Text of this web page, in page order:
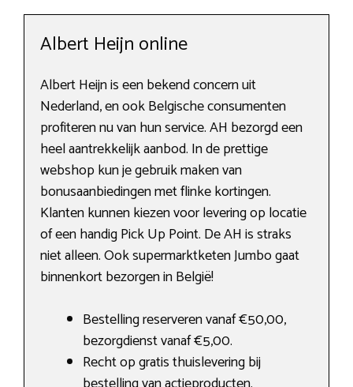
Albert Heijn online
Albert Heijn is een bekend concern uit
Nederland, en ook Belgische consumenten
profiteren nu van hun service. AH bezorgd een
heel aantrekkelijk aanbod. In de prettige
webshop kun je gebruik maken van
bonusaanbiedingen met flinke kortingen.
Klanten kunnen kiezen voor levering op locatie
of een handig Pick Up Point. De AH is straks
niet alleen. Ook supermarktketen Jumbo gaat
binnenkort bezorgen in België!
Bestelling reserveren vanaf €50,00,
bezorgdienst vanaf €5,00.
Recht op gratis thuislevering bij